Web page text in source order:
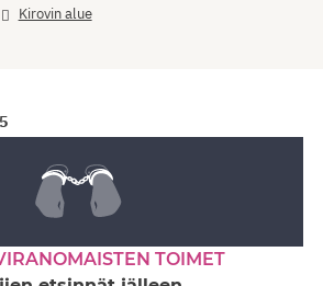
Kirovin alue
TOIMET